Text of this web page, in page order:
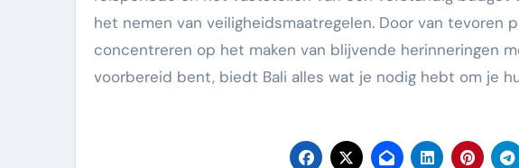
het nemen van veiligheidsmaatregelen. Door van tevoren
concentreren op het maken van blijvende herinneringen
voorbereid bent, biedt Bali alles wat je nodig hebt om je